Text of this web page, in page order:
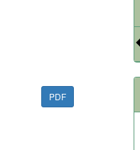
PDF